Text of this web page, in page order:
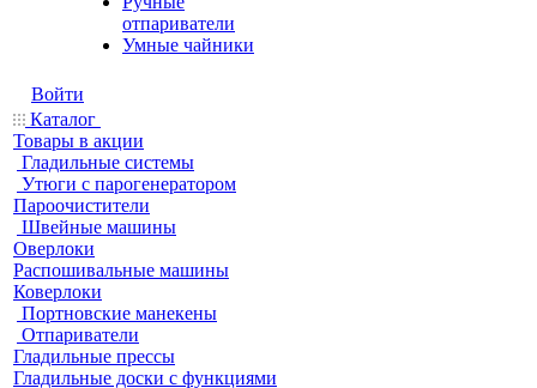
отпариватели
Умные чайники
Войти
Каталог
Товары в акции
Гладильные системы
Утюги с парогенератором
Пароочистители
Швейные машины
Оверлоки
Распошивальные машины
Коверлоки
Портновские манекены
Отпариватели
Гладильные прессы
Гладильные доски с функциями